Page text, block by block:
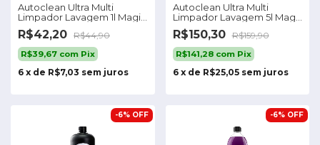
Autoclean Ultra Multi
Limpador Lavagem 1l Magil
Clean
R$42,20 R$44,90
R$39,67 com Pix
6 x de R$7,03 sem juros
Autoclean Ultra Multi
Limpador Lavagem 5l Magil
Clean
R$150,30 R$159,90
R$141,28 com Pix
6 x de R$25,05 sem juros
-6% OFF -6% OFF